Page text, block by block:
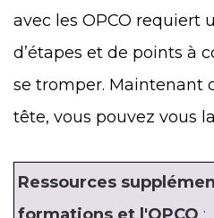
avec les OPCO requiert
d’étapes et de points à
se tromper. Maintenant
tête, vous pouvez vous
Ressources